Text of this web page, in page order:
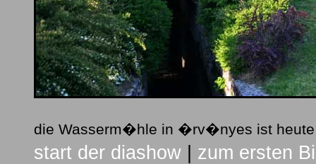
die Wasserm�hle in �rv�nyes ist
start der diashow zum ersten